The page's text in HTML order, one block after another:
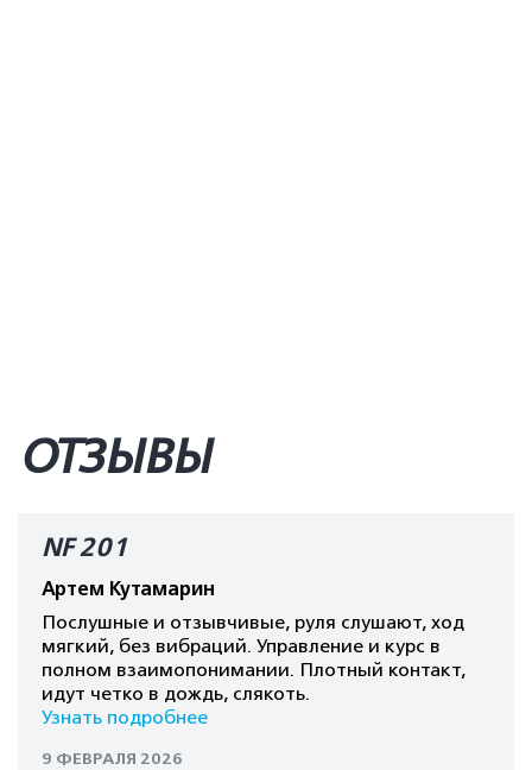
ОТЗЫВЫ
NF 201
Артем Кутамарин
Послушные и отзывчивые, руля слушают, ход
мягкий, без вибраций. Управление и курс в
полном взаимопонимании. Плотный контакт,
идут четко в дождь, слякоть.
Узнать подробнее
9 ФЕВРАЛЯ 2026